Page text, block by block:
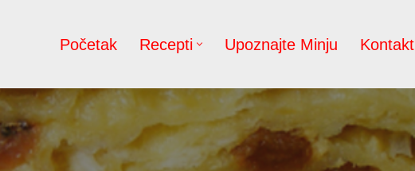
Početak Recepti Upoznajte Minju Kontakt